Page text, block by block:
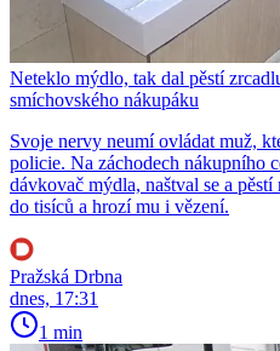
Neteklo mýdlo, tak dal pěstí
smíchovského nákupáku
Svoje nervy neumí ovládat muž,
policie. Na záchodech nákupního
dávkovač mýdla, naštval se a
do tisíců a hrozí mu i vězení.
Pražská Drbna
dnes, 17:31
1 min